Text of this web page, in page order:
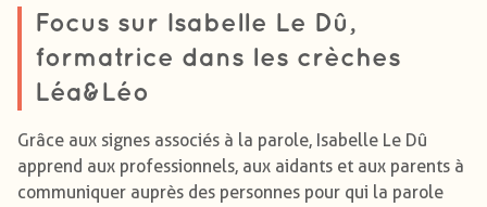
Focus sur Isabelle Le Dû,
formatrice dans les crèches
Léa&Léo
Grâce aux signes associés à la parole, Isabelle Le Dû
apprend aux professionnels, aux aidants et aux parents à
communiquer auprès des personnes pour qui la parole